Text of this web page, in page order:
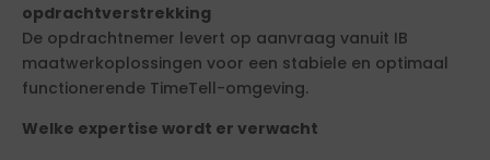
opdrachtverstrekking
De opdrachtnemer levert op aanvraag vanuit IB
maatwerkoplossingen voor een stabiele en optimaal
functionerende TimeTell-omgeving.
Welke expertise wordt er verwacht